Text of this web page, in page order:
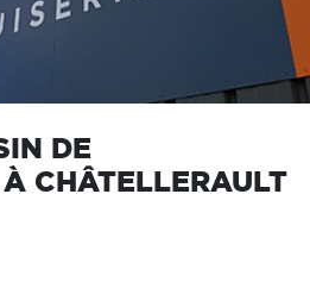
DE
CHÂTELLERAULT